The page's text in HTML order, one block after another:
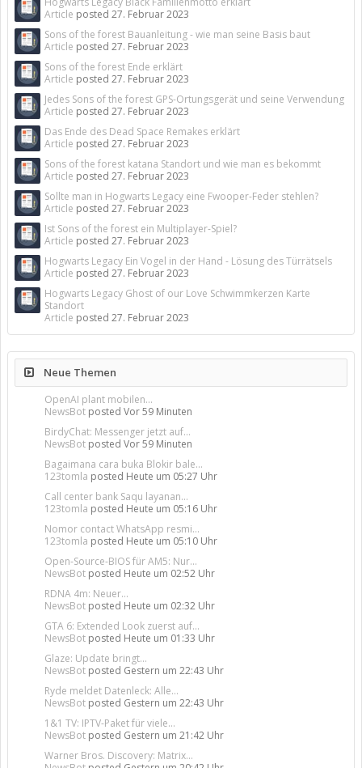
Article posted 27. Februar 2023
Sons of the forest Bauanleitung - wie man seine Basis baut
Article posted 27. Februar 2023
Sons of the forest Ende erklärt
Article posted 27. Februar 2023
Jedes Sons of the forest GPS-Ortungsgerät und seine Verwendung
Article posted 27. Februar 2023
Das Ende des Dead Space Remakes erklärt
Article posted 27. Februar 2023
Sons of the forest katana Standort und wie man es bekommt
Article posted 27. Februar 2023
Sollte man in Hogwarts Legacy eine Fwooper-Feder stehlen?
Article posted 27. Februar 2023
Ist Sons of the forest ein Multiplayer-Spiel?
Article posted 27. Februar 2023
Hogwarts Legacy Ein Vogel in der Hand - Lösung des Türrätsels
Article posted 27. Februar 2023
Hogwarts Legacy Ghost of our Love Schwimmkerzen Karte
Standort
Article posted 27. Februar 2023
Neue Themen
OpenAI plant mobilen...
NewsBot posted Vor 59 Minuten
BirdyChat: Messenger jetzt auf...
NewsBot posted Vor 59 Minuten
Bagaimana cara buka Blokir bale...
123tomla posted Heute um 05:27 Uhr
Call center bank Saqu layanan...
123tomla posted Heute um 05:16 Uhr
Nomor contact WhatsApp resmi...
123tomla posted Heute um 05:10 Uhr
Open-Source-BIOS für AM5: Nur...
NewsBot posted Heute um 02:52 Uhr
RDNA 4m: Neuer...
NewsBot posted Heute um 02:32 Uhr
GTA 6: Extended Look zuerst auf...
NewsBot posted Heute um 01:33 Uhr
Glaze: Update bringt...
NewsBot posted Gestern um 22:43 Uhr
Ryde meldet Datenleck: Alle...
NewsBot posted Gestern um 22:43 Uhr
1&1 TV: IPTV-Paket für viele...
NewsBot posted Gestern um 21:42 Uhr
Warner Bros. Discovery: Matrix...